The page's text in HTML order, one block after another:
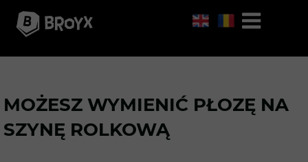
MOŻESZ WYMIENIĆ PŁOZĘ NA
SZYNĘ ROLKOWĄ